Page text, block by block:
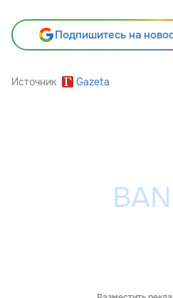
Подпишитесь на
Источник Gazeta